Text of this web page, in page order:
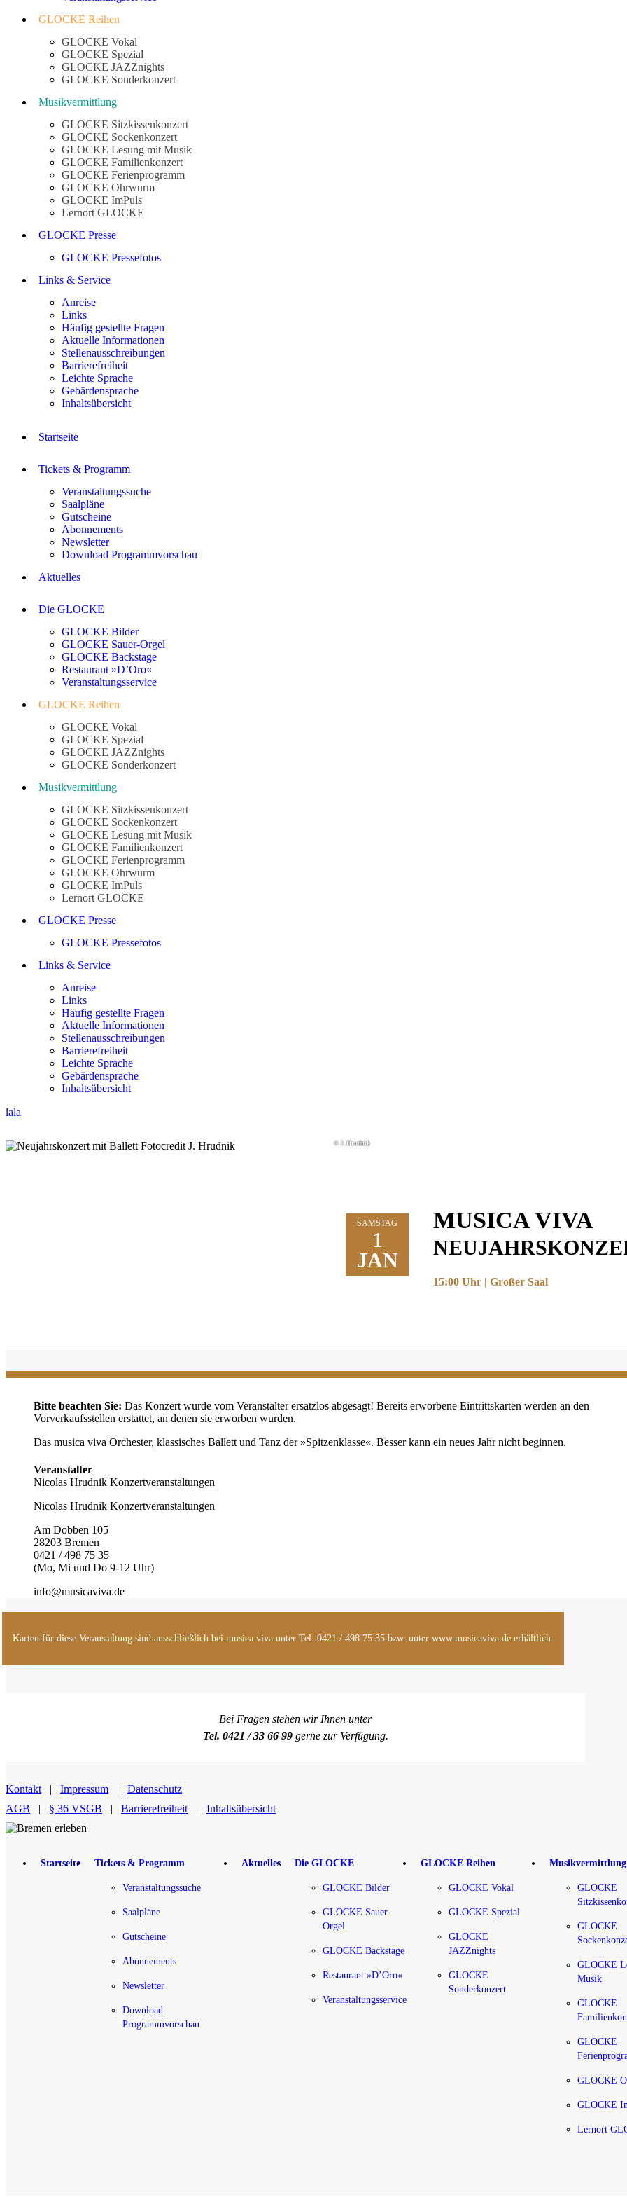
GLOCKE Reihen
GLOCKE Vokal
GLOCKE Spezial
GLOCKE JAZZnights
GLOCKE Sonderkonzert
Musikvermittlung
GLOCKE Sitzkissenkonzert
GLOCKE Sockenkonzert
GLOCKE Lesung mit Musik
GLOCKE Familienkonzert
GLOCKE Ferienprogramm
GLOCKE Ohrwurm
GLOCKE ImPuls
Lernort GLOCKE
GLOCKE Presse
GLOCKE Pressefotos
Links & Service
Anreise
Links
Häufig gestellte Fragen
Aktuelle Informationen
Stellenausschreibungen
Barrierefreiheit
Leichte Sprache
Gebärdensprache
Inhaltsübersicht
Startseite
Tickets & Programm
Veranstaltungssuche
Saalpläne
Gutscheine
Abonnements
Newsletter
Download Programmvorschau
Aktuelles
Die GLOCKE
GLOCKE Bilder
GLOCKE Sauer-Orgel
GLOCKE Backstage
Restaurant »D’Oro«
Veranstaltungsservice
GLOCKE Reihen
GLOCKE Vokal
GLOCKE Spezial
GLOCKE JAZZnights
GLOCKE Sonderkonzert
Musikvermittlung
GLOCKE Sitzkissenkonzert
GLOCKE Sockenkonzert
GLOCKE Lesung mit Musik
GLOCKE Familienkonzert
GLOCKE Ferienprogramm
GLOCKE Ohrwurm
GLOCKE ImPuls
Lernort GLOCKE
GLOCKE Presse
GLOCKE Pressefotos
Links & Service
Anreise
Links
Häufig gestellte Fragen
Aktuelle Informationen
Stellenausschreibungen
Barrierefreiheit
Leichte Sprache
Gebärdensprache
Inhaltsübersicht
lala
SAMSTAG
1
JAN
© J. Hrudnik
MUSICA VIVA
15:00 Uhr | Großer Saal
Bitte beachten Sie: Das Konzert wurde vom Veranstalter ersatzlos abgesagt! Bereits erworbene Eintrittskarten werden an den
Vorverkaufsstellen erstattet, an denen sie erworben wurden.
Das musica viva Orchester, klassisches Ballett und Tanz der »Spitzenklasse«. Besser kann ein neues Jahr nicht beginnen.
Veranstalter
Nicolas Hrudnik Konzertveranstaltungen
Nicolas Hrudnik Konzertveranstaltungen
Am Dobben 105
28203 Bremen
0421 / 498 75 35
(Mo, Mi und Do 9-12 Uhr)
info@musicaviva.de
Karten für diese Veranstaltung sind ausschließlich bei musica viva unter Tel. 0421 / 498 75 35 bzw. unter www.musicaviva.de erhältlich.
Bei Fragen stehen wir Ihnen unter
Tel. 0421 / 33 66 99 gerne zur Verfügung.
Kontakt | Impressum | Datenschutz
AGB | § 36 VSGB | Barrierefreiheit | Inhaltsübersicht
Startseite Tickets & Programm
Veranstaltungssuche
Saalpläne
Gutscheine
Abonnements
Newsletter
Download
Programmvorschau
Aktuelles Die GLOCKE
GLOCKE Bilder
GLOCKE Sauer-
Orgel
GLOCKE Backstage
Restaurant »D’Oro«
Veranstaltungsservice
GLOCKE Reihen
GLOCKE Vokal
GLOCKE Spezial
GLOCKE
JAZZnights
GLOCKE
Sonderkonzert
Musikvermittlung
GLOCKE
GLOCKE
GLOCKE
Musik
GLOCKE
GLOCKE
GLOCKE
GLOCKE
Lernort